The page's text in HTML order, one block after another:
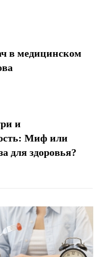
в медицинском
и
Миф или
для здоровья?